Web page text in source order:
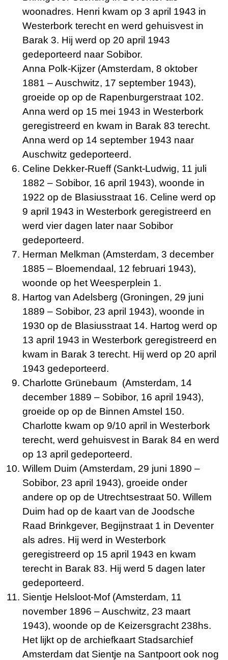
woonadres. Henri kwam op 3 april 1943 in
Westerbork terecht en werd gehuisvest in
Barak 3. Hij werd op 20 april 1943
gedeporteerd naar Sobibor.
Anna Polk-Kijzer (Amsterdam, 8 oktober
1881 – Auschwitz, 17 september 1943),
groeide op op de Rapenburgerstraat 102.
Anna werd op 15 mei 1943 in Westerbork
geregistreerd en kwam in Barak 83 terecht.
Anna werd op 14 september 1943 naar
Auschwitz gedeporteerd.
Celine Dekker-Rueff (Sankt-Ludwig, 11 juli
1882 – Sobibor, 16 april 1943), woonde in
1922 op de Blasiusstraat 16. Celine werd op
9 april 1943 in Westerbork geregistreerd en
werd vier dagen later naar Sobibor
gedeporteerd.
Herman Melkman (Amsterdam, 3 december
1885 – Bloemendaal, 12 februari 1943),
woonde op het Weesperplein 1.
Hartog van Adelsberg (Groningen, 29 juni
1889 – Sobibor, 23 april 1943), woonde in
1930 op de Blasiusstraat 14. Hartog werd op
13 april 1943 in Westerbork geregistreerd en
kwam in Barak 3 terecht. Hij werd op 20 april
1943 gedeporteerd.
Charlotte Grünebaum (Amsterdam, 14
december 1889 – Sobibor, 16 april 1943),
groeide op op de Binnen Amstel 150.
Charlotte kwam op 9/10 april in Westerbork
terecht, werd gehuisvest in Barak 84 en werd
op 13 april gedeporteerd.
Willem Duim (Amsterdam, 29 juni 1890 –
Sobibor, 23 april 1943), groeide onder
andere op op de Utrechtsestraat 50. Willem
Duim had op de kaart van de Joodsche
Raad Brinkgever, Begijnstraat 1 in Deventer
als adres. Hij werd in Westerbork
geregistreerd op 15 april 1943 en kwam
terecht in Barak 83. Hij werd 5 dagen later
gedeporteerd.
Sientje Helsloot-Mof (Amsterdam, 11
november 1896 – Auschwitz, 23 maart
1943), woonde op de Keizersgracht 238hs.
Het lijkt op de archiefkaart Stadsarchief
Amsterdam dat Sientje na Santpoort ook nog